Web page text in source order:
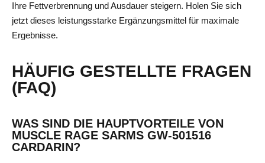
Ihre Fettverbrennung und Ausdauer steigern. Holen Sie sich
jetzt dieses leistungsstarke Ergänzungsmittel für maximale
Ergebnisse.
HÄUFIG GESTELLTE FRAGEN
(FAQ)
WAS SIND DIE HAUPTVORTEILE VON
MUSCLE RAGE SARMS GW-501516
CARDARIN?